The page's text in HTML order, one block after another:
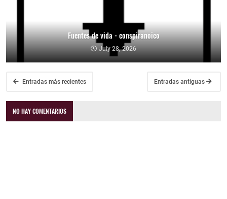
Fuentes de vida - conspiranoico
July 28, 2026
Entradas más recientes Entradas antiguas
NO HAY COMENTARIOS